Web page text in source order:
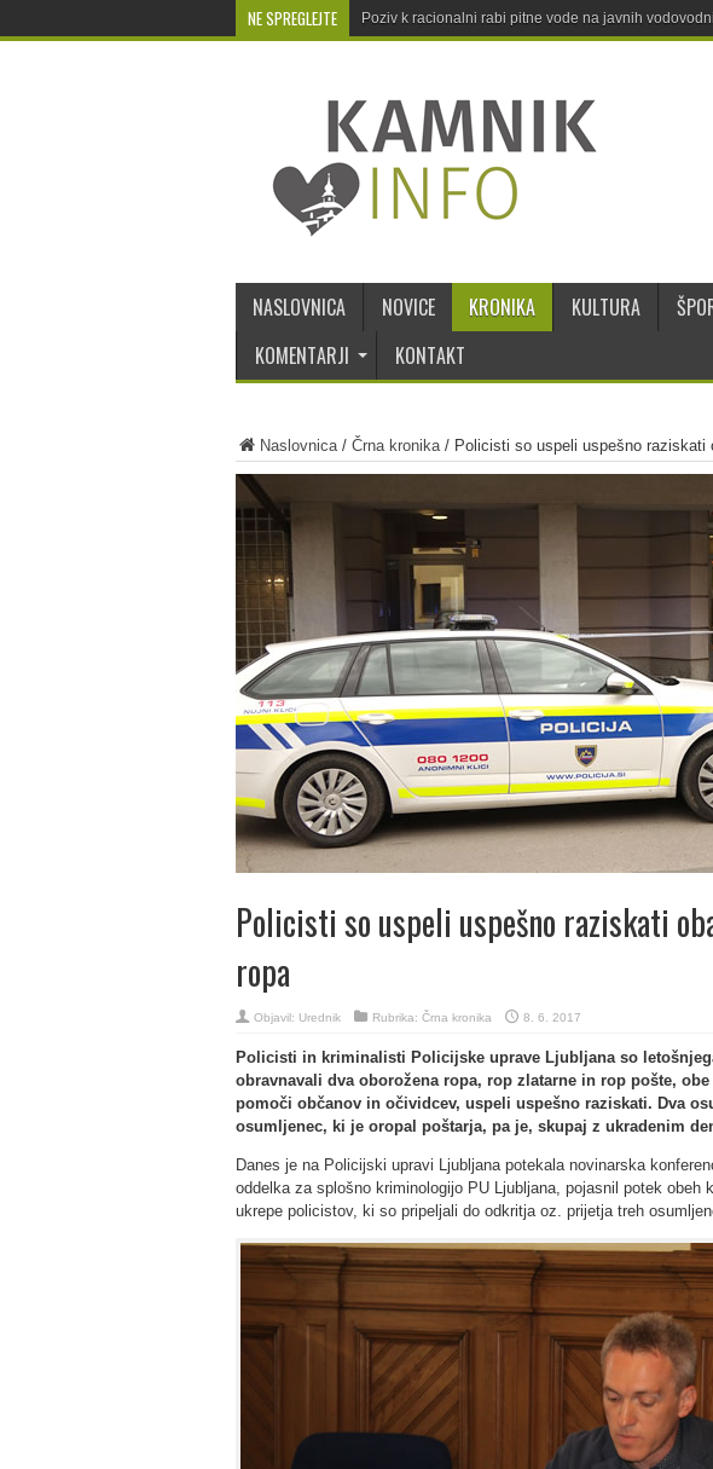
NE SPREGLEJTE Poziv k racionalni rabi pitne vode na javnih
NASLOVNICA NOVICE KRONIKA KULTURA
KOMENTARJI
KONTAKT
Naslovnica/ Črna kronika/ Policisti so uspeli uspešno raziskati
Policisti so uspeli uspešno raziskati
ropa
Objavil: Urednik Rubrika: Črna kronika 8. 6. 2017
Policisti in kriminalisti Policijske uprave Ljubljana so
obravnavali dva oborožena ropa, rop zlatarne in rop pošte,
pomoči občanov in očividcev, uspeli uspešno raziskati. Dva
osumljenec, ki je oropal poštarja, pa je, skupaj z ukradenim
Danes je na Policijski upravi Ljubljana potekala novinarska
oddelka za splošno kriminologijo PU Ljubljana, pojasnil potek obeh
ukrepe policistov, ki so pripeljali do odkritja oz. prijetja treh